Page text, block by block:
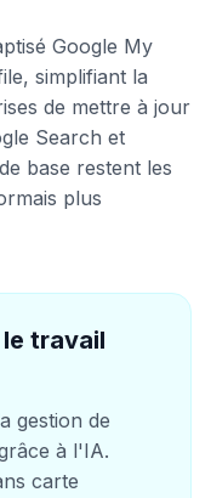
Google My
simplifiant la
de mettre à jour
Search et
base restent les
plus
travail
gestion de
à l'IA.
carte